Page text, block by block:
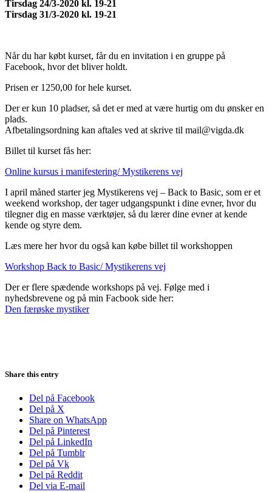
Tirsdag 24/3-2020 kl. 19-21
Tirsdag 31/3-2020 kl. 19-21
Når du har købt kurset, får du en invitation i en gruppe på
Facebook, hvor det bliver holdt.
Prisen er 1250,00 for hele kurset.
Der er kun 10 pladser, så det er med at være hurtig om du ønsker en
plads.
Afbetalingsordning kan aftales ved at skrive til mail@vigda.dk
Billet til kurset fås her:
Online kursus i manifestering/ Mystikerens vej
I april måned starter jeg Mystikerens vej – Back to Basic, som er et
weekend workshop, der tager udgangspunkt i dine evner, hvor du
tilegner dig en masse værktøjer, så du lærer dine evner at kende
kende og styre dem.
Læs mere her hvor du også kan købe billet til workshoppen
Workshop Back to Basic/ Mystikerens vej
Der er flere spædende workshops på vej. Følge med i
nyhedsbrevene og på min Facbook side her:
Den færøske mystiker
Share this entry
Del på Facebook
Del på X
Share on WhatsApp
Del på Pinterest
Del på LinkedIn
Del på Tumblr
Del på Vk
Del på Reddit
Del via E-mail